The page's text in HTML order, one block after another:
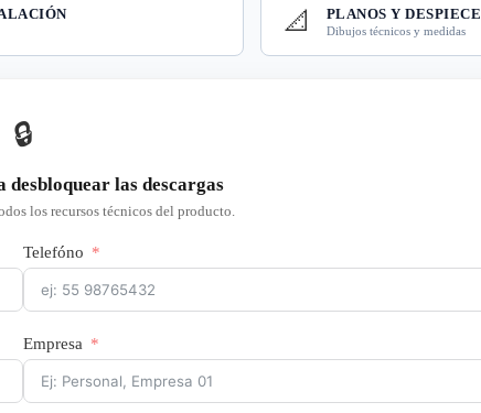
📐 PLANOS Y DESPIECE
Dibujos técnicos y medidas
🔒
desbloquear las descargas
los recursos técnicos del producto.
Telefóno
Empresa